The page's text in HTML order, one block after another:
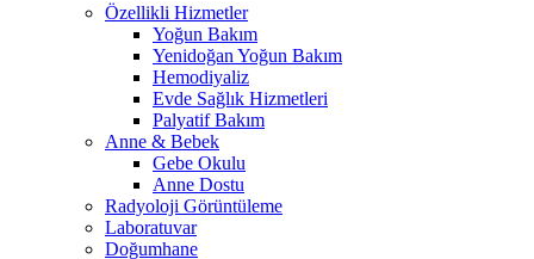
Özellikli Hizmetler
Yoğun Bakım
Yenidoğan Yoğun Bakım
Hemodiyaliz
Evde Sağlık Hizmetleri
Palyatif Bakım
Anne & Bebek
Gebe Okulu
Anne Dostu
Radyoloji Görüntüleme
Laboratuvar
Doğumhane